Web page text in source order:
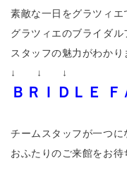
素敵な一日をグラツィエ
グラツィエのブライダル
スタッフの魅力がわかり
↓ ↓ ↓
ＢＲＩＤＬＥ Ｆ
チームスタッフが一つに
おふたりのご来館をお